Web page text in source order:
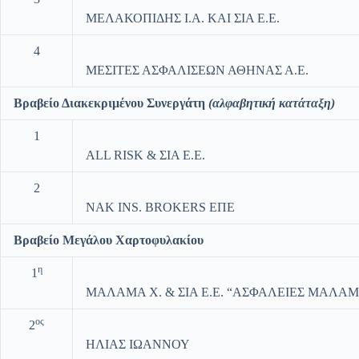
ΜΕΛΑΚΟΠΙΔΗΣ Ι.Α. ΚΑΙ ΣΙΑ Ε.Ε.
4
ΜΕΣΙΤΕΣ ΑΣΦΑΛΙΣΕΩΝ ΑΘΗΝΑΣ Α.Ε.
Βραβείο Διακεκριμένου Συνεργάτη (αλφαβητική κατάταξη)
1
ALL RISK & ΣΙΑ Ε.Ε.
2
NAK INS. BROKERS ΕΠΕ
Βραβείο Μεγάλου Χαρτοφυλακίου
1 η
ΜΑΛΑΜΑ Χ. & ΣΙΑ Ε.Ε. “ΑΣΦΑΛΕΙΕΣ
2ος
ΗΛΙΑΣ ΙΩΑΝΝΟΥ